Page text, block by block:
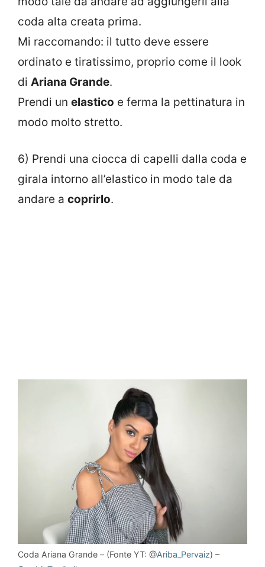
coda alta creata prima.
Mi raccomando: il tutto deve essere
ordinato e tiratissimo, proprio come il look
di Ariana Grande.
Prendi un elastico e ferma la pettinatura in
modo molto stretto.
6) Prendi una ciocca di capelli dalla coda e
girala intorno all’elastico in modo tale da
andare a coprirlo.
Coda Ariana Grande – (Fonte YT: @Ariba_Pervaiz) –